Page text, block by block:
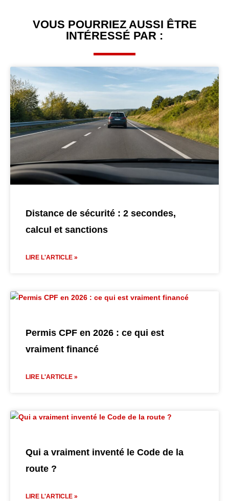
VOUS POURRIEZ AUSSI ÊTRE
INTÉRESSÉ PAR :
Distance de sécurité : 2 secondes,
calcul et sanctions
LIRE L'ARTICLE »
Permis CPF en 2026 : ce qui est
vraiment financé
LIRE L'ARTICLE »
Qui a vraiment inventé le Code de la
route ?
LIRE L'ARTICLE »